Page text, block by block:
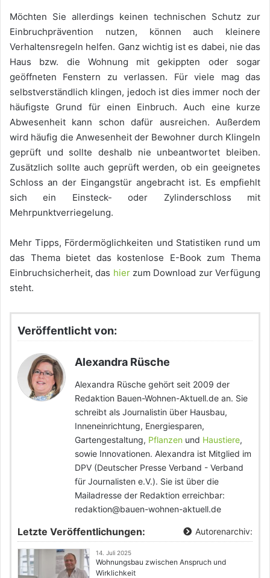
Möchten Sie allerdings keinen technischen Schutz zur
Einbruchprävention nutzen, können auch kleinere
Verhaltensregeln helfen. Ganz wichtig ist es dabei, nie das
Haus bzw. die Wohnung mit gekippten oder sogar
geöffneten Fenstern zu verlassen. Für viele mag das
selbstverständlich klingen, jedoch ist dies immer noch der
häufigste Grund für einen Einbruch. Auch eine kurze
Abwesenheit kann schon dafür ausreichen. Außerdem
wird häufig die Anwesenheit der Bewohner durch Klingeln
geprüft und sollte deshalb nie unbeantwortet bleiben.
Zusätzlich sollte auch geprüft werden, ob ein geeignetes
Schloss an der Eingangstür angebracht ist. Es empfiehlt
sich ein Einsteck- oder Zylinderschloss mit
Mehrpunktverriegelung.
Mehr Tipps, Fördermöglichkeiten und Statistiken rund um
das Thema bietet das kostenlose E-Book zum Thema
Einbruchsicherheit, das hierzum Download zur Verfügung
steht.
Veröffentlicht von:
Alexandra Rüsche
Alexandra Rüsche gehört seit 2009 der
Redaktion Bauen-Wohnen-Aktuell.de an. Sie
schreibt als Journalistin über Hausbau,
Inneneinrichtung, Energiesparen,
Gartengestaltung, Pflanzen und Haustiere,
sowie Innovationen. Alexandra ist Mitglied im
DPV (Deutscher Presse Verband - Verband
für Journalisten e.V.). Sie ist über die
Mailadresse der Redaktion erreichbar:
redaktion@bauen-wohnen-aktuell.de
Letzte Veröffentlichungen: Autorenarchiv:
14. Juli 2025
Wohnungsbau zwischen Anspruch und
Wirklichkeit